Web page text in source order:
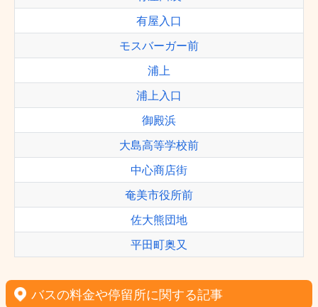
有屋入口
モスバーガー前
浦上
浦上入口
御殿浜
大島高等学校前
中心商店街
奄美市役所前
佐大熊団地
平田町奥又
バスの料金や停留所に関する記事